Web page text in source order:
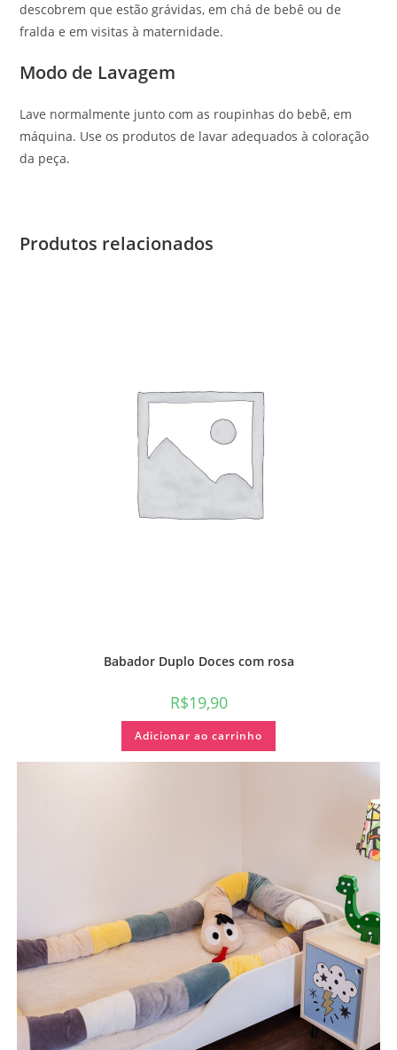
descobrem que estão grávidas, em chá de bebê ou de
fralda e em visitas à maternidade.
Modo de Lavagem
Lave normalmente junto com as roupinhas do bebê, em
máquina. Use os produtos de lavar adequados à coloração
da peça.
Produtos relacionados
Babador Duplo Doces com rosa
R$19,90
Adicionar ao carrinho